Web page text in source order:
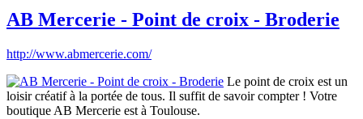
AB Mercerie - Point de croix - Broderie
http://www.abmercerie.com/
Le point de croix est un
loisir créatif à la portée de tous. Il suffit de savoir compter ! Votre
boutique AB Mercerie est à Toulouse.